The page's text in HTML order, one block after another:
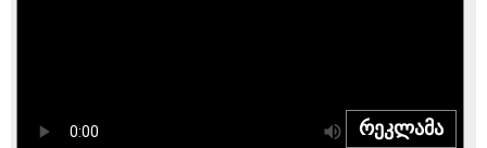
რეკლამა